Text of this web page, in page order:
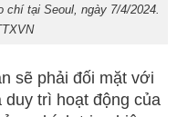
chí tại Seoul, ngày 7/4/2024.
sẽ phải đối mặt với
trì hoạt động của